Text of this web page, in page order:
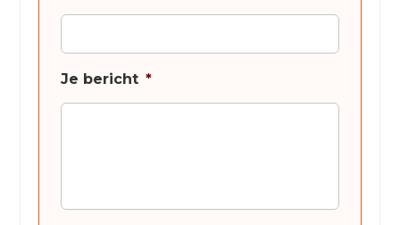
Je bericht *